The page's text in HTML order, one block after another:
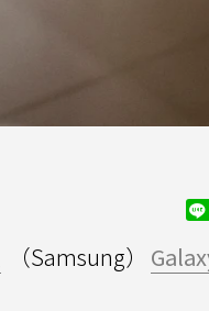
（Samsung）